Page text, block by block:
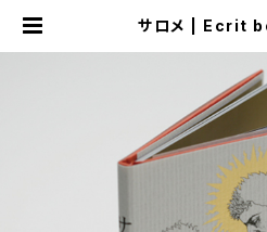
サロメ | Ecrit